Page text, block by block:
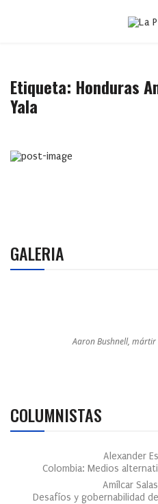
Etiqueta: Honduras
Yala
GALERIA
Aaron Bushnell, mártir
COLUMNISTAS
Alexander
Colombia: Medios
Amílcar
Desafíos y gobernabilidad